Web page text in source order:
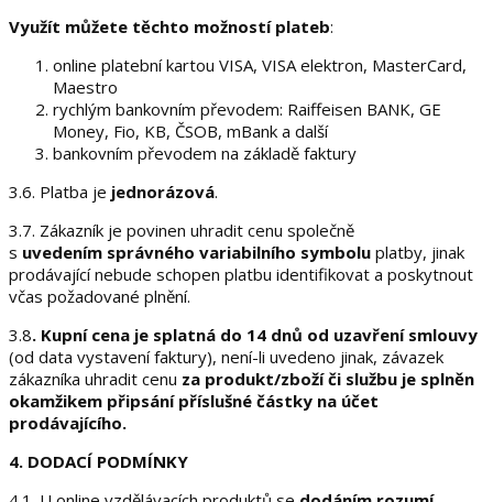
Využít můžete těchto možností plateb:
online platební kartou VISA, VISA elektron, MasterCard,
Maestro
rychlým bankovním převodem: Raiffeisen BANK, GE
Money, Fio, KB, ČSOB, mBank a další
bankovním převodem na základě faktury
3.6. Platba je jednorázová.
3.7. Zákazník je povinen uhradit cenu společně
s uvedením správného variabilního symbolu platby, jinak
prodávající nebude schopen platbu identifikovat a poskytnout
včas požadované plnění.
3.8. Kupní cena je splatná do 14 dnů od uzavření smlouvy
(od data vystavení faktury), není-li uvedeno jinak, závazek
zákazníka uhradit cenu za produkt/zboží či službu je splněn
okamžikem připsání příslušné částky na účet
prodávajícího.
4. DODACÍ PODMÍNKY